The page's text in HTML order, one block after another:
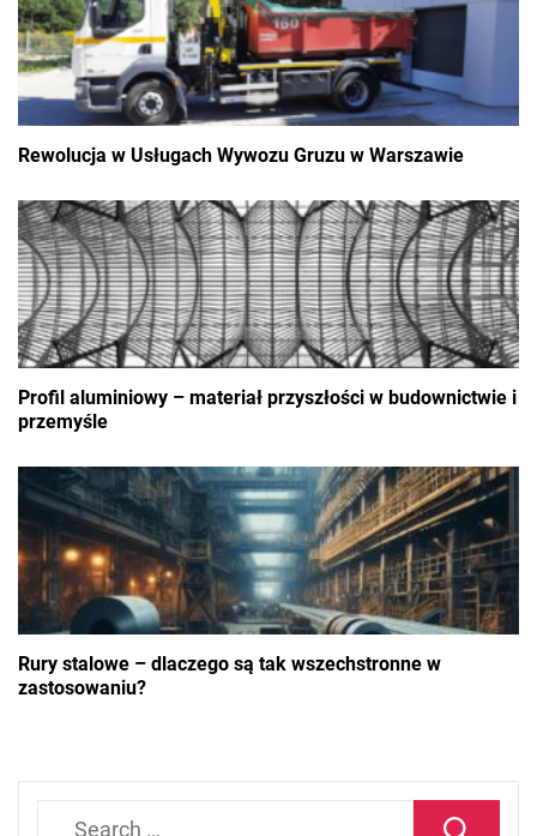
Rewolucja w Usługach Wywozu Gruzu w Warszawie
Profil aluminiowy – materiał przyszłości w budownictwie i
przemyśle
Rury stalowe – dlaczego są tak wszechstronne w
zastosowaniu?